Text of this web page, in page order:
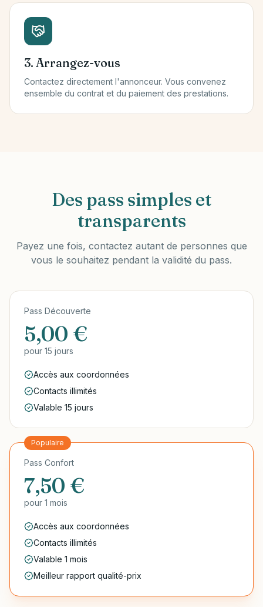
3. Arrangez-vous
Contactez directement l'annonceur. Vous convenez
ensemble du contrat et du paiement des prestations.
Des pass simples et
transparents
Payez une fois, contactez autant de personnes que
vous le souhaitez pendant la validité du pass.
Pass Découverte
5,00 €
pour 15 jours
Accès aux coordonnées
Contacts illimités
Valable 15 jours
Populaire
Pass Confort
7,50 €
pour 1 mois
Accès aux coordonnées
Contacts illimités
Valable 1 mois
Meilleur rapport qualité-prix